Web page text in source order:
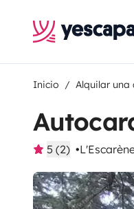
Inicio Alquilar
5 (2)